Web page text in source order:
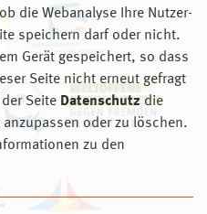
die Webanalyse Ihre Nutzer-
speichern darf oder nicht.
Gerät gespeichert, so dass
Seite nicht erneut gefragt
Seite Datenschutz die
oder zu löschen.
zu den